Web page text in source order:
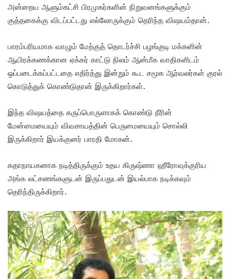
அன்றைய ஆளும்கட்சி பிரமுகர்களின் நிறுவனங்களுக்கும்
குத்தகைக்கு விடப்பட்டது எல்லோருக்கும் தெரிந்த விஷயம்தான்.
பாரம்பரியமாக வாழும் மேற்குத் தொடர்ச்சி பழங்குடி மக்களின்
ஆயிரக்கணக்கான ஏக்கர் காட்டு நிலம் ஆன்மீக வாதிகளிடம்
ஒப்படைக்கப்பட்டதை எதிர்த்து இன்றும் கூட சமூக ஆர்வலர்கள் குரல்
கொடுத்துக் கொண்டுதான் இருக்கிறார்கள்.
இந்த விஷயத்தை கருப்பொருளாகக் கொண்டு நீரின்
மேன்மையையும் விவசாயத்தின் பெருமையையும் சொல்லி
இருக்கிறார் இயக்குனர் பாரதி மோகன்.
கதாநாயகனாக நடித்திருக்கும் உதய கிருஷ்ணா ஹீரோவுக்குரிய
அங்க லட்சணங்களுடன் இருப்பதுடன் இயல்பாக நடிக்கவும்
தெரிந்திருக்கிறார்.